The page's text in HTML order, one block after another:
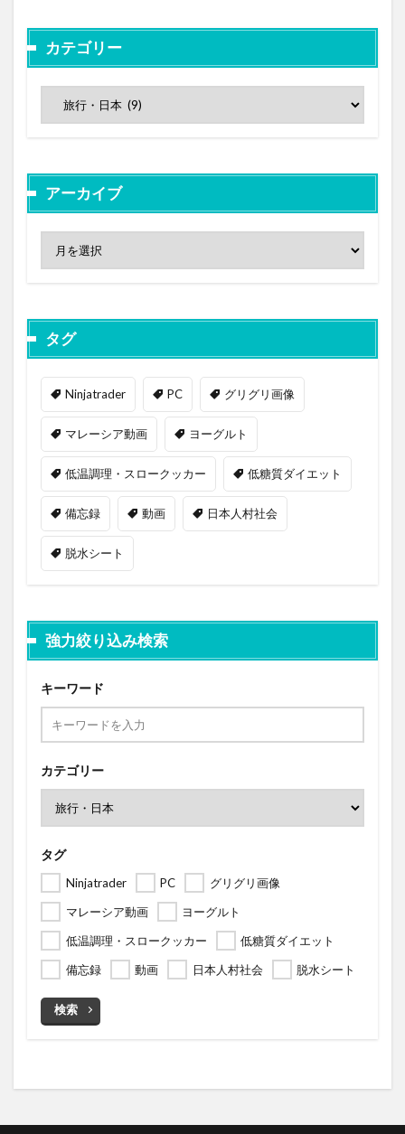
カテゴリー
アーカイブ
タグ
Ninjatrader PC グリグリ画像
マレーシア動画 ヨーグルト
低温調理・スロークッカー 低糖質ダイエット
備忘録 動画 日本人村社会
脱水シート
強力絞り込み検索
キーワード
カテゴリー
タグ
Ninjatrader PC
グリグリ画像
マレーシア動画
ヨーグルト
低温調理・スロークッカー
低糖質ダイエット
備忘録
動画 日本人村社会 脱水シート
検索